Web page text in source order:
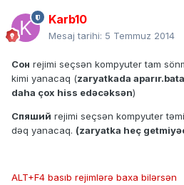
Karb10
Mesaj tarihi: 5 Temmuz 2014
Сон rejimi seçsən kompyuter tam
kimi yanacaq (zaryatkada
daha çox hiss edəcəksən)
Спяший rejimi seçsən kompyuter
dəq yanacaq. (zaryatka heç
ALT+F4 basıb rejimlərə baxa bilərsən